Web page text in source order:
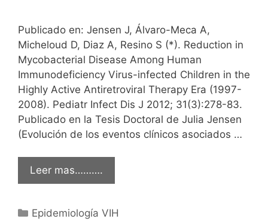
Publicado en: Jensen J, Álvaro-Meca A,
Micheloud D, Diaz A, Resino S (*). Reduction in
Mycobacterial Disease Among Human
Immunodeficiency Virus-infected Children in the
Highly Active Antiretroviral Therapy Era (1997-
2008). Pediatr Infect Dis J 2012; 31(3):278-83.
Publicado en la Tesis Doctoral de Julia Jensen
(Evolución de los eventos clínicos asociados …
Leer mas……….
Categorías
Epidemiología VIH